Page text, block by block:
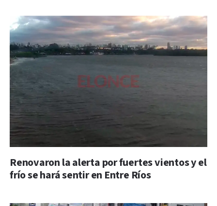
Renovaron la alerta por fuertes vientos y el
frío se hará sentir en Entre Ríos